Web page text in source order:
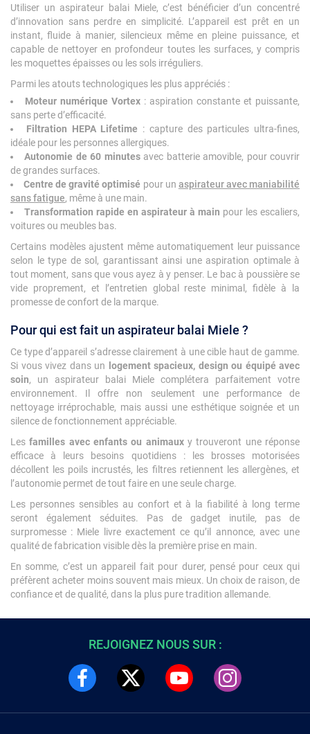
Utiliser un aspirateur balai Miele, c’est bénéficier d’un concentré
d’innovation sans perdre en simplicité. L’appareil est prêt en un
instant, fluide à manier, silencieux même en pleine puissance, et
capable de nettoyer en profondeur toutes les surfaces, y compris
les moquettes épaisses ou les sols irréguliers.
Parmi les atouts technologiques les plus appréciés :
Moteur numérique Vortex : aspiration constante et puissante,
sans perte d’efficacité.
Filtration HEPA Lifetime : capture des particules ultra-fines,
idéale pour les personnes allergiques.
Autonomie de 60 minutesavec batterie amovible, pour couvrir
de grandes surfaces.
Centre de gravité optimisé pour un aspirateur avec maniabilité
sans fatigue, même à une main.
Transformation rapide en aspirateur à main pour les escaliers,
voitures ou meubles bas.
Certains modèles ajustent même automatiquement leur puissance
selon le type de sol, garantissant ainsi une aspiration optimale à
tout moment, sans que vous ayez à y penser. Le bac à poussière se
vide proprement, et l’entretien global reste minimal, fidèle à la
promesse de confort de la marque.
Pour qui est fait un aspirateur balai Miele ?
Ce type d’appareil s’adresse clairement à une cible haut de gamme.
Si vous vivez dans un
logement spacieux, design ou équipé avec
soin, un aspirateur balai Miele complétera parfaitement votre
environnement. Il offre non seulement une performance de
nettoyage irréprochable, mais aussi une esthétique soignée et un
silence de fonctionnement appréciable.
Lesfamilles avec enfants ou animauxy trouveront une réponse
efficace à leurs besoins quotidiens : les brosses motorisées
décollent les poils incrustés, les filtres retiennent les allergènes, et
l’autonomie permet de tout faire en une seule charge.
Les personnes sensibles au confort et à la fiabilité à long terme
seront également séduites. Pas de gadget inutile, pas de
surpromesse : Miele livre exactement ce qu’il annonce, avec une
qualité de fabrication visible dès la première prise en main.
En somme, c’est un appareil fait pour durer, pensé pour ceux qui
préfèrent acheter moins souvent mais mieux. Un choix de raison, de
confiance et de qualité, dans la plus pure tradition allemande.
REJOIGNEZ NOUS SUR :